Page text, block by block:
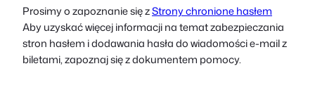
Prosimy o zapoznanie się zStrony chronione hasłem
Aby uzyskać więcej informacji na temat zabezpieczania
stron hasłem i dodawania hasła do wiadomości e-mail z
biletami, zapoznaj się z dokumentem pomocy.